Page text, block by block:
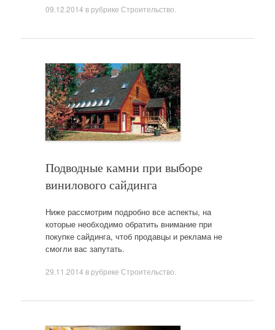
09.12.2014 в рубрике Строительство
Подводные камни при выборе
винилового сайдинга
Ниже рассмотрим подробно все аспекты, на
которые необходимо обратить внимание при
покупке сайдинга, чтоб продавцы и реклама не
смогли вас запутать.
29.11.2014 в рубрике Строительство